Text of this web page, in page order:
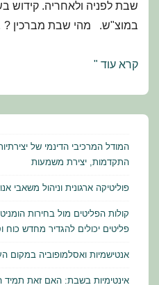
שבת לפניה ולאחריה. קידוש
במוצ"ש. מהי שבת מברכין
מועדי
הלכה
ומנהג:
שחזורים
למבחן
קרא עוד "
המודל המרכיבי הדינמי של
התקדמות, יצירת משמעות
פוליטיקה ארגונית וניהול משאבי
קולות הפליטים מול בחירות
פליטים יכולים להגדיר מחדש כוח
אנטישמיות ואסלמופוביה במקום
אינטימיות בשבת: האם זאת תמיד